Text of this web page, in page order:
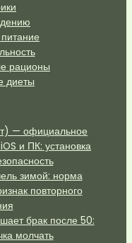
рационы
диеты
— официальное
и ПК: установка
зимой: норма
повторного
брак после 50:
молчать